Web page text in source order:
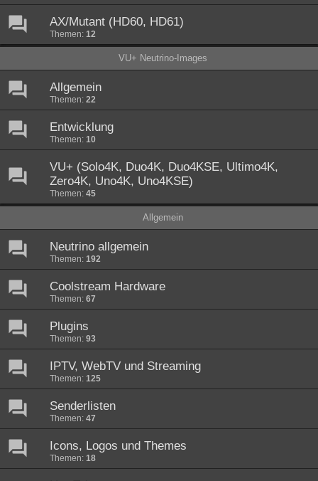
AX/Mutant (HD60, HD61)
Themen: 12
VU+ Neutrino-Images
Allgemein
Themen: 22
Entwicklung
Themen: 10
VU+ (Solo4K, Duo4K, Duo4KSE, Ultimo4K,
Zero4K, Uno4K, Uno4KSE)
Themen: 45
Allgemein
Neutrino allgemein
Themen: 192
Coolstream Hardware
Themen: 67
Plugins
Themen: 93
IPTV, WebTV und Streaming
Themen: 125
Senderlisten
Themen: 47
Icons, Logos und Themes
Themen: 18